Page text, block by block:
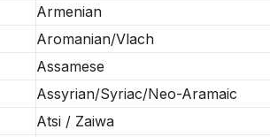
Armenian
Aromanian/Vlach
Assamese
Assyrian/Syriac/Neo-Aramaic
Atsi / Zaiwa